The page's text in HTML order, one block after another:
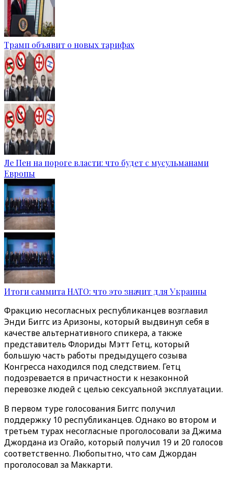
Трамп объявит о новых тарифах
Ле Пен на пороге власти: что будет с мусульманами
Европы
Итоги саммита НАТО: что это значит для Украины
Фракцию несогласных республиканцев возглавил
Энди Биггс из Аризоны, который выдвинул себя в
качестве альтернативного спикера, а также
представитель Флориды Мэтт Гетц, который
большую часть работы предыдущего созыва
Конгресса находился под следствием. Гетц
подозревается в причастности к незаконной
перевозке людей с целью сексуальной эксплуатации.
В первом туре голосования Биггс получил
поддержку 10 республиканцев. Однако во втором и
третьем турах несогласные проголосовали за Джима
Джордана из Огайо, который получил 19 и 20 голосов
соответственно. Любопытно, что сам Джордан
проголосовал за Маккарти.